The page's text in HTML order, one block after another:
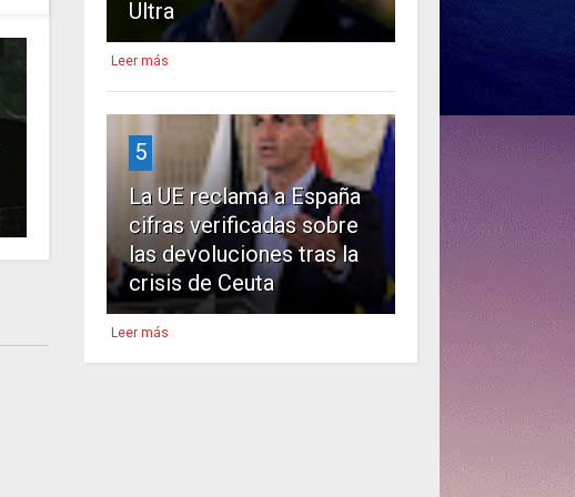
Ultra
Leer más
5
La UE reclama a España
cifras verificadas sobre
las devoluciones tras la
crisis de Ceuta
Leer más